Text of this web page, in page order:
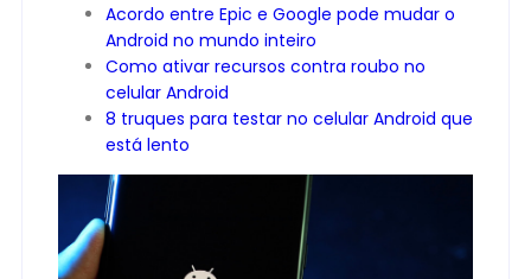
Acordo entre Epic e Google pode mudar o
Android no mundo inteiro
Como ativar recursos contra roubo no
celular Android
8 truques para testar no celular Android que
está lento